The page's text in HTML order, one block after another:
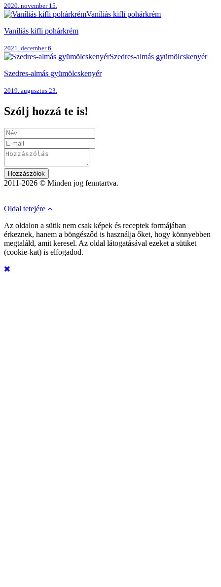
2020. november 15.
Vaníliás kifli pohárkrém
Vaníliás kifli pohárkrém
2021. december 6.
Szedres-almás gyümölcskenyér
Szedres-almás gyümölcskenyér
2019. augusztus 23.
Szólj hozzá te is!
Hozzászólok
2011-2026 © Minden jog fenntartva.
Oldal tetejére
Az oldalon a sütik nem csak képek és receptek formájában
érkeznek, hanem a böngésződ is használja őket, hogy könnyebben
megtaláld, amit keresel. Az oldal látogatásával ezeket a sütiket
(cookie-kat) is elfogadod.